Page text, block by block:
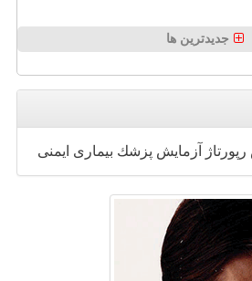
جدیدترین ها
رپورتاژ آزمایش پزشك بیماری ایمنی